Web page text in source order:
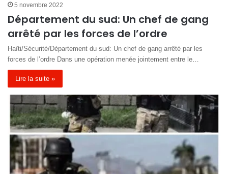
5 novembre 2022
Département du sud: Un chef de gang
arrêté par les forces de l’ordre
Haïti/Sécurité/Département du sud: Un chef de gang arrêté par les
forces de l’ordre Dans une opération menée jointement entre le…
Lire la suite »